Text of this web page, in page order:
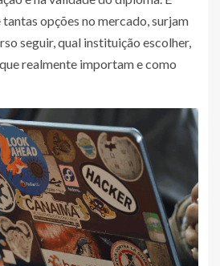
opções no mercado, surjam
seguir, qual instituição escolher,
realmente importam e como